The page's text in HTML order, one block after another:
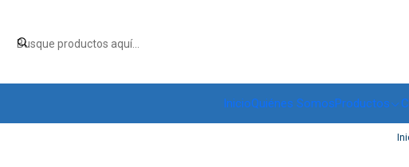
InicioQuiénes SomosProductos
Envíos